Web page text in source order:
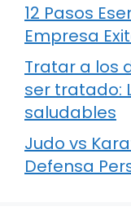
12 Pasos
Empresa
Tratar a los
ser tratado:
saludables
Judo vs
Defensa